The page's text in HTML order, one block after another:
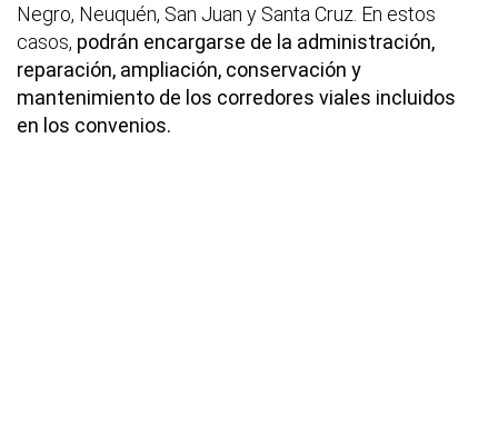
Negro, Neuquén, San Juan y Santa Cruz. En estos
casos, podrán encargarse de la administración,
reparación, ampliación, conservación y
mantenimiento de los corredores viales incluidos
en los convenios.